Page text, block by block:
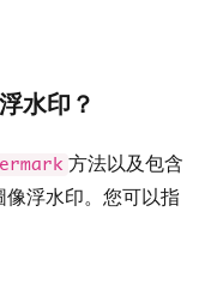
水印？
方法以及包含
浮水印。您可以指